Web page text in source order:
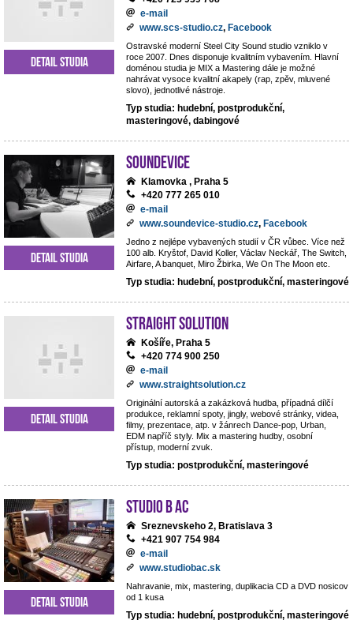
e-mail
www.scs-studio.cz, Facebook
Ostravské moderní Steel City Sound studio vzniklo v
roce 2007. Dnes disponuje kvalitním vybavením. Hlavní
doménou studia je MIX a Mastering dále je možné
nahrávat vysoce kvalitní akapely (rap, zpěv, mluvené
slovo), jednotlivé nástroje.
Typ studia: hudební, postprodukční,
masteringové, dabingové
Detail studia
Soundevice
Klamovka , Praha 5
+420 777 265 010
e-mail
www.soundevice-studio.cz, Facebook
Jedno z nejlépe vybavených studií v ČR vůbec. Více než
100 alb. Kryštof, David Koller, Václav Neckář, The Switch,
Airfare, A banquet, Miro Žbirka, We On The Moon etc.
Typ studia: hudební, postprodukční, masteringové
Detail studia
Straight Solution
Košíře, Praha 5
+420 774 900 250
e-mail
www.straightsolution.cz
Originální autorská a zakázková hudba, případná dílčí
produkce, reklamní spoty, jingly, webové stránky, videa,
filmy, prezentace, atp. v žánrech Dance-pop, Urban,
EDM napříč styly. Mix a mastering hudby, osobní
přístup, moderní zvuk.
Typ studia: postprodukční, masteringové
Detail studia
Studio B AC
Sreznevskeho 2, Bratislava 3
+421 907 754 984
e-mail
www.studiobac.sk
Nahravanie, mix, mastering, duplikacia CD a DVD nosicov
od 1 kusa
Typ studia: hudební, postprodukční, masteringové
Detail studia